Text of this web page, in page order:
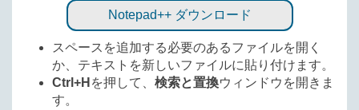
Notepad++ ダウンロード
スペースを追加する必要のあるファイルを開く
か、テキストを新しいファイルに貼り付けます。
Ctrl+H を押して、 検索と置換ウィンドウを開きま
す。